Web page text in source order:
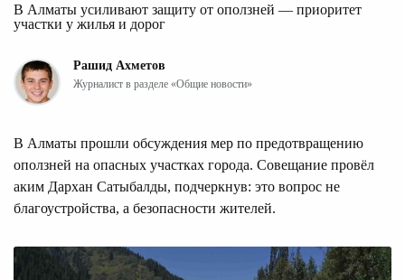
В Алматы усиливают защиту от оползней — приоритет
участки у жилья и дорог
Рашид Ахметов
Журналист в разделе «Общие новости»
В Алматы прошли обсуждения мер по предотвращению
оползней на опасных участках города. Совещание провёл
аким Дархан Сатыбалды, подчеркнув: это вопрос не
благоустройства, а безопасности жителей.